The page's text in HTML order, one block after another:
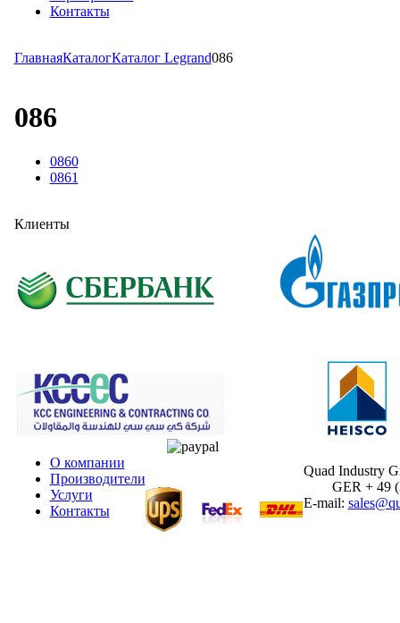
Контакты
ГлавнаяКаталогКаталог Legrand086
086
0860
0861
Клиенты
О компании
Производители
Услуги
Контакты
Quad Industry
GER + 49
E-mail: